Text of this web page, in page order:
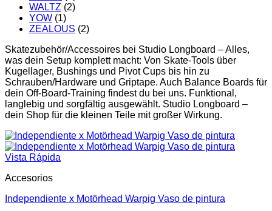
WALTZ (2)
YOW (1)
ZEALOUS (2)
Skatezubehör/Accessoires bei Studio Longboard – Alles,
was dein Setup komplett macht: Von Skate-Tools über
Kugellager, Bushings und Pivot Cups bis hin zu
Schrauben/Hardware und Griptape. Auch Balance Boards für
dein Off-Board-Training findest du bei uns. Funktional,
langlebig und sorgfältig ausgewählt. Studio Longboard –
dein Shop für die kleinen Teile mit großer Wirkung.
Vista Rápida
Accesorios
Independiente x Motörhead Warpig Vaso de pintura